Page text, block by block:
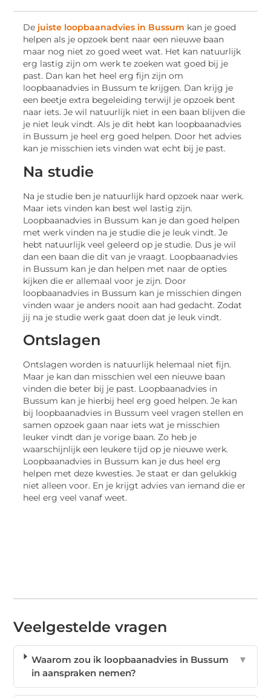
De juiste loopbaanadvies in Bussum kan je goed
helpen als je opzoek bent naar een nieuwe baan
maar nog niet zo goed weet wat. Het kan natuurlijk
erg lastig zijn om werk te zoeken wat goed bij je
past. Dan kan het heel erg fijn zijn om
loopbaanadvies in Bussum te krijgen. Dan krijg je
een beetje extra begeleiding terwijl je opzoek bent
naar iets. Je wil natuurlijk niet in een baan blijven die
je niet leuk vindt. Als je dit hebt kan loopbaanadvies
in Bussum je heel erg goed helpen. Door het advies
kan je misschien iets vinden wat echt bij je past.
Na studie
Na je studie ben je natuurlijk hard opzoek naar werk.
Maar iets vinden kan best wel lastig zijn.
Loopbaanadvies in Bussum kan je dan goed helpen
met werk vinden na je studie die je leuk vindt. Je
hebt natuurlijk veel geleerd op je studie. Dus je wil
dan een baan die dit van je vraagt. Loopbaanadvies
in Bussum kan je dan helpen met naar de opties
kijken die er allemaal voor je zijn. Door
loopbaanadvies in Bussum kan je misschien dingen
vinden waar je anders nooit aan had gedacht. Zodat
jij na je studie werk gaat doen dat je leuk vindt.
Ontslagen
Ontslagen worden is natuurlijk helemaal niet fijn.
Maar je kan dan misschien wel een nieuwe baan
vinden die beter bij je past. Loopbaanadvies in
Bussum kan je hierbij heel erg goed helpen. Je kan
bij loopbaanadvies in Bussum veel vragen stellen en
samen opzoek gaan naar iets wat je misschien
leuker vindt dan je vorige baan. Zo heb je
waarschijnlijk een leukere tijd op je nieuwe werk.
Loopbaanadvies in Bussum kan je dus heel erg
helpen met deze kwesties. Je staat er dan gelukkig
niet alleen voor. En je krijgt advies van iemand die er
heel erg veel vanaf weet.
Veelgestelde vragen
Waarom zou ik loopbaanadvies in Bussum
in aanspraken nemen?
▼